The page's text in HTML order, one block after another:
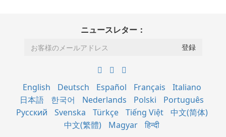
ニュースレター：
English Deutsch Español Français
Italiano
日本語
한국어 Nederlands Polski
Português
Русский
Svenska Türkçe Tiếng Việt
中文(简体)
中文(繁體)
Magyar हिन्दी